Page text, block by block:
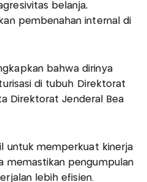
belanja,
pembenahan internal di
bahwa dirinya
di tubuh Direktorat
Direktorat Jenderal Bea
untuk memperkuat kinerja
memastikan pengumpulan
lebih efisien.